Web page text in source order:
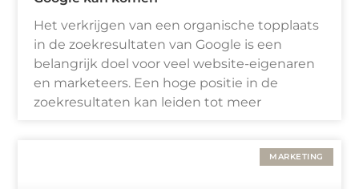
Het verkrijgen van een organische topplaats
in de zoekresultaten van Google is een
belangrijk doel voor veel website-eigenaren
en marketeers. Een hoge positie in de
zoekresultaten kan leiden tot meer
MARKETING